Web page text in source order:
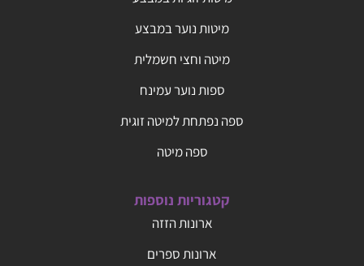
מיטות נוער במבצע
מיטה וחצי חשמלית
ספות נוער עמינח
ספה נפתחת למיטה זוגית
ספה מיטה
קטגוריות נוספות
ארונות הזזה
ארונות ספרים